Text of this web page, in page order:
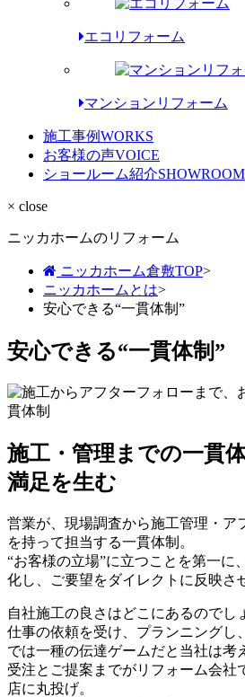
エコリフォーム
マンションリフォーム
施工事例WORKS
お客様の声VOICE
ショールーム紹介SHOWROOM
× close
ニッカホームのリフォーム
ニッカホーム倉敷TOP>
ニッカホームとは>
安心できる“一貫体制”
安心できる“一貫体制”
施工・管理までの一貫体
満足を生む
営業が、現場調査から施工管理・ア
を持って担当する一貫体制。
“お客様の立場”に立つことを第一に
化し、ご要望をダイレクトに反映さ
自社施工の良さはどこにあるのでし
仕事の依頼を受け、プランニングし
では一種の伝達ゲームだと当社は考
受注とご提案までがリフォーム会社
店に丸投げ。